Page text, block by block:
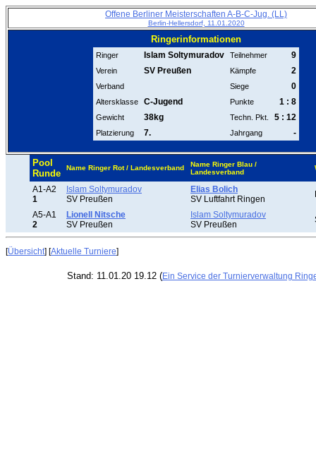
Offene Berliner Meisterschaften A-B-C-Jug. (LL)
Berlin-Hellersdorf, 11.01.2020
Ringerinformationen
Ringer Islam Soltymuradov Teilnehmer 9
Verein SV Preußen Kämpfe 2
Verband Siege 0
Altersklasse C-Jugend Punkte 1 : 8
Gewicht 38kg Techn. Pkt. 5 : 12
Platzierung 7. Jahrgang -
Pool
Runde
Name Ringer Rot / Landesverband
Name Ringer Blau /
Landesverband
A1-A2
1
Islam Soltymuradov
SV Preußen
Elias Bolich
SV Luftfahrt Ringen
A5-A1
2
Lionell Nitsche
SV Preußen
Islam Soltymuradov
SV Preußen
[Übersicht] [Aktuelle Turniere]
Stand: 11.01.20 19.12 (Ein Service der Turnierverwaltung